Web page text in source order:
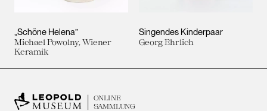
„Schöne Helena”
Michael Powolny, Wiener
Keramik
Singendes Kinderpaar
Georg Ehrlich
ONLINE
SAMMLUNG